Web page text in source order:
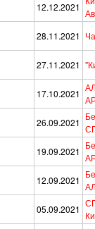
12.12.2021
28.11.2021
27.11.2021
17.10.2021
26.09.2021
19.09.2021
12.09.2021
05.09.2021